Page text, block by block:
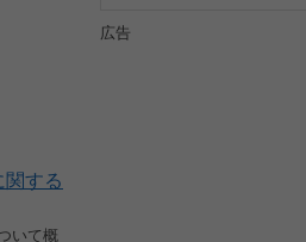
する
いて概
広告